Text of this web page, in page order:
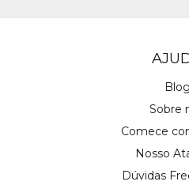
Blog
Sobre
Comece
Nosso
Dúvidas